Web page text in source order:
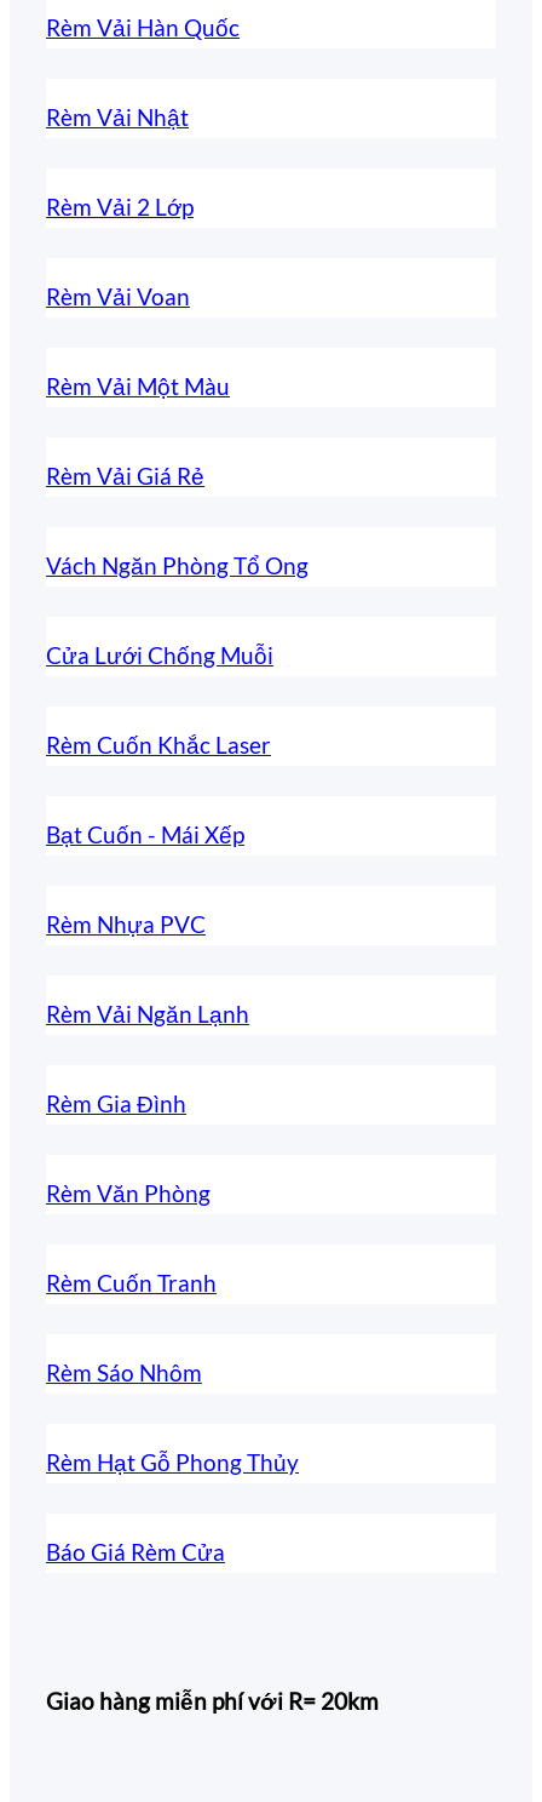
Rèm Vải Hàn Quốc
Rèm Vải Nhật
Rèm Vải 2 Lớp
Rèm Vải Voan
Rèm Vải Một Màu
Rèm Vải Giá Rẻ
Vách Ngăn Phòng Tổ Ong
Cửa Lưới Chống Muỗi
Rèm Cuốn Khắc Laser
Bạt Cuốn - Mái Xếp
Rèm Nhựa PVC
Rèm Vải Ngăn Lạnh
Rèm Gia Đình
Rèm Văn Phòng
Rèm Cuốn Tranh
Rèm Sáo Nhôm
Rèm Hạt Gỗ Phong Thủy
Báo Giá Rèm Cửa
Giao hàng miễn phí với R= 20km